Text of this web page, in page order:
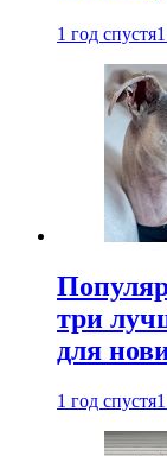
1 год спустя
три
для
1 год спустя